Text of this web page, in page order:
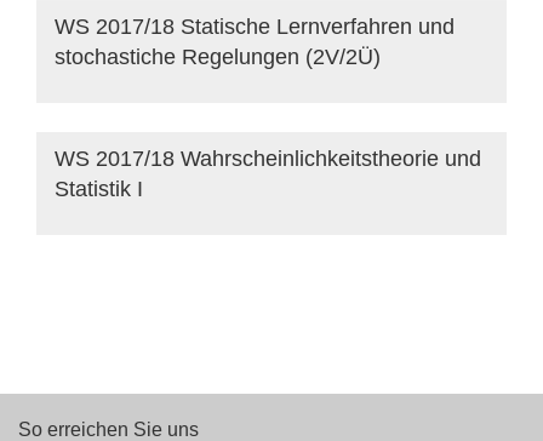
WS 2017/18 Statische Lernverfahren und
stochastiche Regelungen (2V/2Ü)
WS 2017/18 Wahrscheinlichkeitstheorie und
Statistik I
So erreichen Sie uns